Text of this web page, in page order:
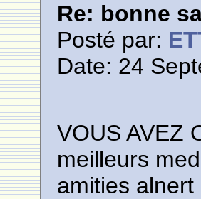
Re: bonne
Posté par:
Date: 24
VOUS AVEZ
meilleurs
amities alnert